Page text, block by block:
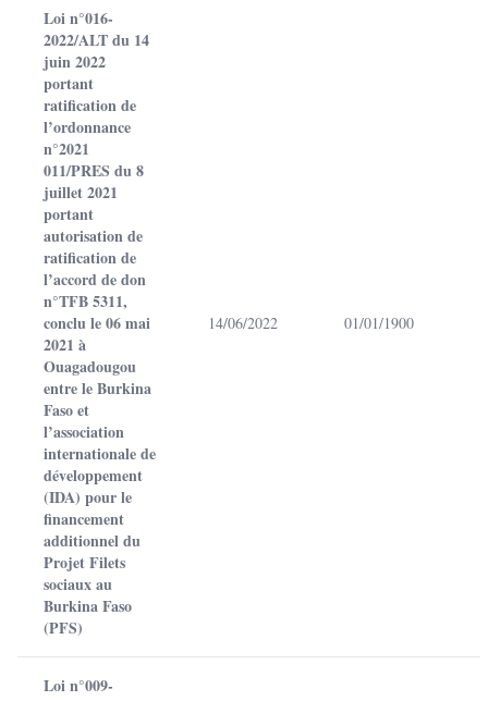
Loi n°016-
2022/ALT du 14
juin 2022
portant
ratification de
l’ordonnance
n°2021
011/PRES du 8
juillet 2021
portant
autorisation de
ratification de
l’accord de don
n°TFB 5311,
conclu le 06 mai
2021 à
Ouagadougou
entre le Burkina
Faso et
l’association
internationale de
développement
(IDA) pour le
financement
additionnel du
Projet Filets
sociaux au
Burkina Faso
(PFS)
14/06/2022 01/01/1900
Loi n°009-